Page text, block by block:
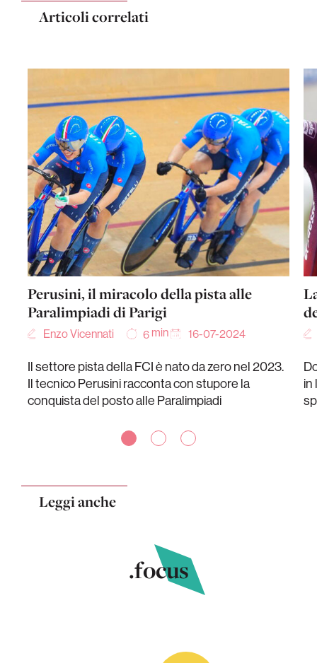
Articoli correlati
Perusini, il miracolo della pista alle
Paralimpiadi di Parigi
Enzo Vicennati 6 min 16-07-2024
Il settore pista della FCI è nato da zero nel 2023.
Il tecnico Perusini racconta con stupore la
conquista del posto alle Paralimpiadi
in
Leggi anche
.focus